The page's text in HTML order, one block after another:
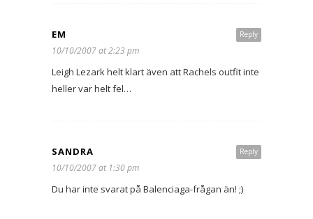
Reply
EM
10/10/2007 at 2:23 pm
Leigh Lezark helt klart även att Rachels outfit inte
heller var helt fel…
Reply
SANDRA
10/10/2007 at 1:30 pm
Du har inte svarat på Balenciaga-frågan än! ;)